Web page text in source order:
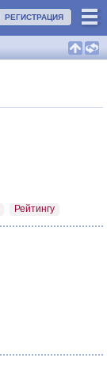
РЕГИСТРАЦИЯ
Рейтингу